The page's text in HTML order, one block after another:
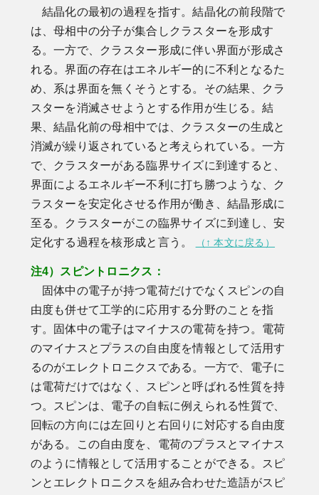
結晶化の最初の過程を指す。結晶化の前段階で
は、母相中の分子が集合しクラスターを形成す
る。一方で、クラスター形成に伴い界面が形成さ
れる。界面の存在はエネルギー的に不利となるた
め、系は界面を無くそうとする。その結果、クラ
スターを消滅させようとする作用が生じる。結
果、結晶化前の母相中では、クラスターの生成と
消滅が繰り返されていると考えられている。一方
で、クラスターがある臨界サイズに到達すると、
界面によるエネルギー不利に打ち勝つような、ク
ラスターを安定化させる作用が働き、結晶形成に
至る。クラスターがこの臨界サイズに到達し、安
定化する過程を核形成と言う。
（↑ 本文に戻る）
注4）スピントロニクス：
固体中の電子が持つ電荷だけでなくスピンの自
由度も併せて工学的に応用する分野のことを指
す。固体中の電子はマイナスの電荷を持つ。電荷
のマイナスとプラスの自由度を情報として活用す
るのがエレクトロニクスである。一方で、電子に
は電荷だけではなく、スピンと呼ばれる性質を持
つ。スピンは、電子の自転に例えられる性質で、
回転の方向には左回りと右回りに対応する自由度
がある。この自由度を、電荷のプラスとマイナス
のように情報として活用することができる。スピ
ンとエレクトロニクスを組み合わせた造語がスピ